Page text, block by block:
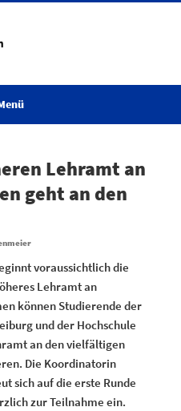
Lehramt an
geht an den
voraussichtlich die
Lehramt an
können Studierende der
und der Hochschule
an den vielfältigen
Die Koordinatorin
sich auf die erste Runde
zur Teilnahme ein.